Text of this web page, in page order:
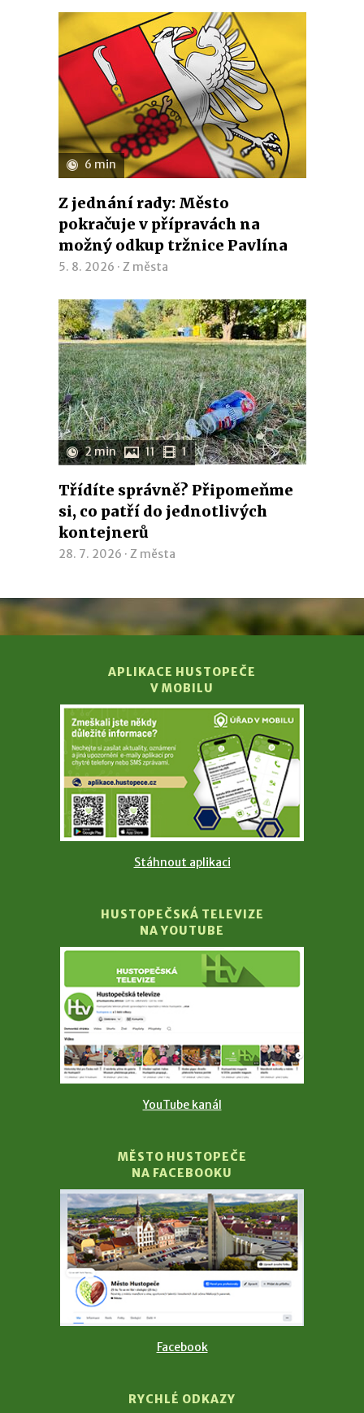
6 min
Z jednání rady: Město
pokračuje v přípravách na
možný odkup tržnice Pavlína
5. 8. 2026 · Z města
2 min 11 1
Třídíte správně? Připomeňme
si, co patří do jednotlivých
kontejnerů
28. 7. 2026 · Z města
APLIKACE HUSTOPEČE
V MOBILU
Stáhnout aplikaci
HUSTOPEČSKÁ TELEVIZE
NA YOUTUBE
YouTube kanál
MĚSTO HUSTOPEČE
NA FACEBOOKU
Facebook
RYCHLÉ ODKAZY